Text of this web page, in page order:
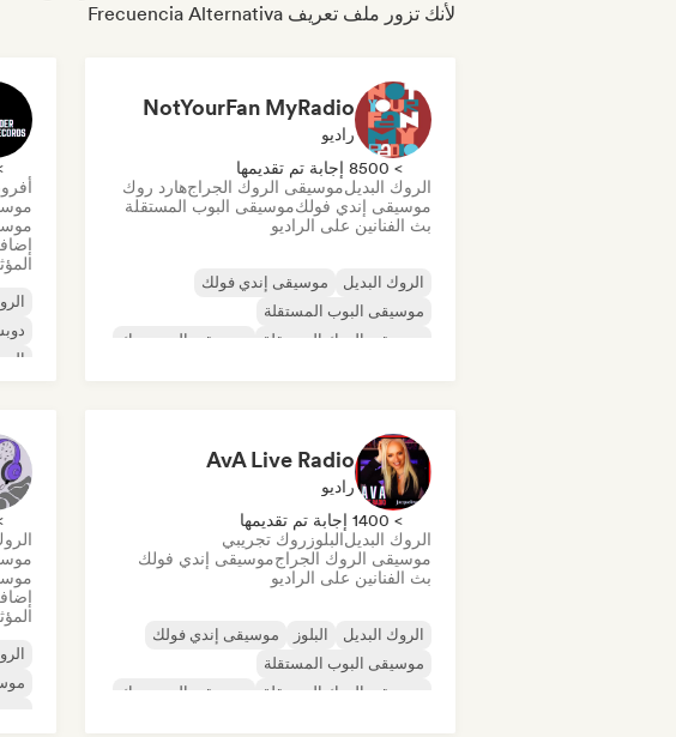
لأنك تزور ملف تعريف Frecuencia Alternativa
NotYourFan MyRadio
راديو
> 8500 إجابة تم تقديمها
الروك البديلموسيقى الروك الجراجهارد روك
موسيقى إندي فولكموسيقى البوب المستقلة
بث الفنانين على الراديو
الروك البديل
موسيقى إندي فولك
موسيقى البوب المستقلة
موسيقى الروك المستقلة
موسيقى البوب روك
>
AvA Live Radio
راديو
> 1400 إجابة تم تقديمها
الروك البديلالبلوز روك تجريبي
موسيقى الروك الجراجموسيقى إندي فولك
بث الفنانين على الراديو
الروك البديل البلوز
موسيقى إندي فولك
موسيقى البوب المستقلة
موسيقى الروك المستقلة
موسيقى البوب روك
> 3400